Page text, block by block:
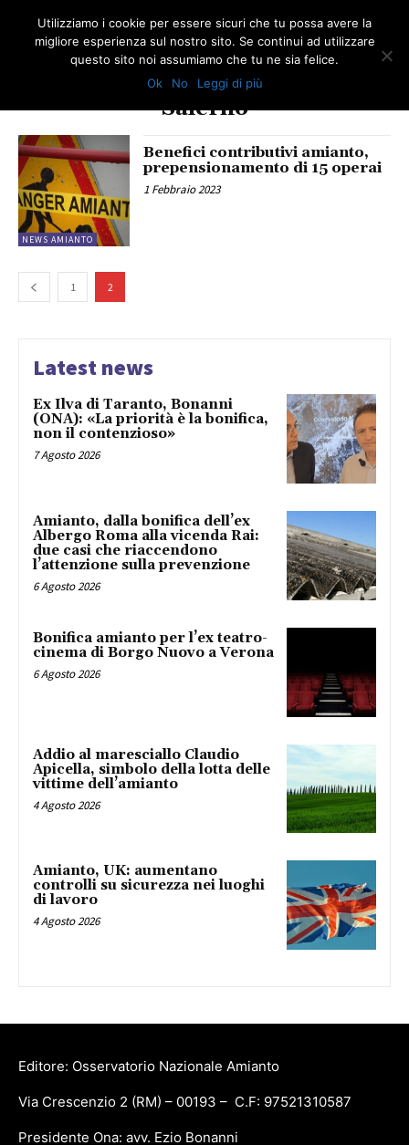
Salerno
NEWS AMIANTO
Benefici contributivi amianto,
prepensionamento di 15 operai
1 Febbraio 2023
1 2
Latest news
Ex Ilva di Taranto, Bonanni
(ONA): «La priorità è la bonifica,
non il contenzioso»
7 Agosto 2026
Amianto, dalla bonifica dell’ex
Albergo Roma alla vicenda Rai:
due casi che riaccendono
l’attenzione sulla prevenzione
6 Agosto 2026
Bonifica amianto per l’ex teatro-
cinema di Borgo Nuovo a Verona
6 Agosto 2026
Addio al maresciallo Claudio
Apicella, simbolo della lotta delle
vittime dell’amianto
4 Agosto 2026
Amianto, UK: aumentano
controlli su sicurezza nei luoghi
di lavoro
4 Agosto 2026
Editore: Osservatorio Nazionale Amianto
Via Crescenzio 2 (RM) – 00193 – C.F: 97521310587
Presidente Ona: avv. Ezio Bonanni
Utilizziamo i cookie per essere sicuri che tu possa avere la
migliore esperienza sul nostro sito. Se continui ad utilizzare
questo sito noi assumiamo che tu ne sia felice.
Ok
No Leggi di più